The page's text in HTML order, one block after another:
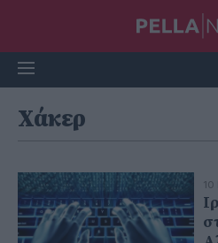
Χάκερ
10